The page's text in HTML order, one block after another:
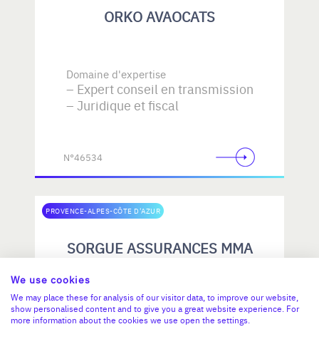
ORKO AVAOCATS
Domaine d'expertise
Expert conseil en transmission
Juridique et fiscal
N°46534
PROVENCE-ALPES-CÔTE D'AZUR
SORGUE ASSURANCES MMA
Domaine d'expertise
Assurances
We use cookies
We may place these for analysis of our visitor data, to improve our website,
show personalised content and to give you a great website experience. For
more information about the cookies we use open the settings.